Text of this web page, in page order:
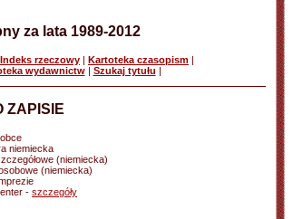
za lata 1989-2012
Indeks rzeczowy | Kartoteka czasopism |
wydawnictw| Szukaj tytułu |
ZAPISIE
niemiecka
(niemiecka)
(niemiecka)
- szczegóły